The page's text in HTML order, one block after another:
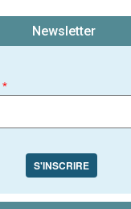
Newsletter
*
S'INSCRIRE